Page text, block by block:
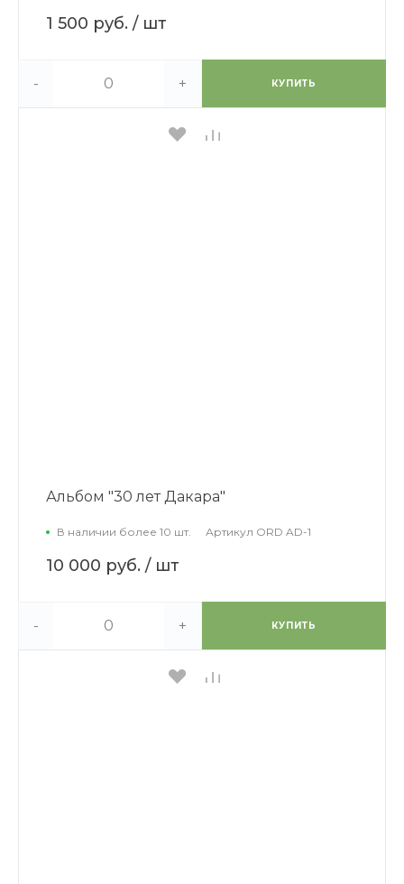
1 500 руб. / шт
- + КУПИТЬ
Альбом "30 лет Дакара"
В наличии более 10 шт. Артикул ORD AD-1
10 000 руб. / шт
- + КУПИТЬ